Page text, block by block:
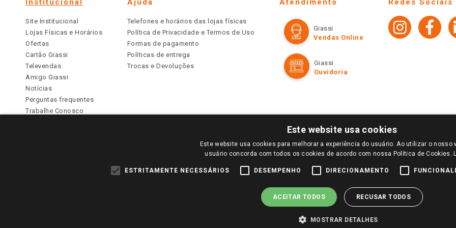
Institucional
Site Institucional
Lojas Físicas e Horários
Ofertas
Cartão Giassi
Televendas
Amigo Giassi
Notícias
Perguntas frequentes
Trabalhe Conosco
Ajuda
Telefones e horários das lojas físicas
Política de Privacidade e Termos de Uso
Formas de pagamento
Políticas de entrega
Trocas e Devoluções
Atendimento
Giassi
Vendas Online
Giassi
Ouvidoria
Redes Sociais
PARA VER OS PREÇOS DA SUA REGIÃO, FAÇA LOGIN E SELECIONE A LOJA DE SUA PREFERÊNCIA. SOMENTE APÓS O LOGIN, OS PREÇOS
TODOS OS PREÇOS E CONDIÇÕES COMERCIAIS DESTE SITE SÃO VÁLIDOS APENAS PARA COMPRAS REALIZADAS NO GIASSI.COM.BR E NA LOJA
DE BUSCAS.
Este website usa cookies
Este website usa cookies para melhorar a experiência do usuário. Ao utilizar o nosso
usuário concorda com todos os cookies de acordo com nossa Política de Cookies.
ESTRITAMENTE NECESSÁRIOS DESEMPENHO DIRECIONAMENTO
ACEITAR TODOS RECUSAR TODOS
MOSTRAR DETALHES